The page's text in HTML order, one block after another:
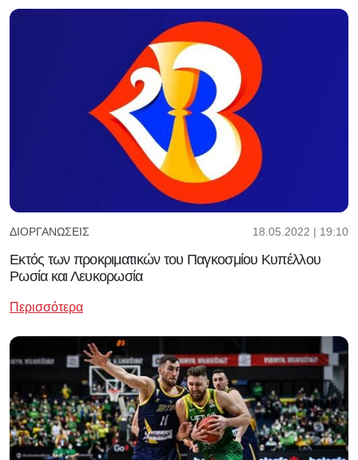
ΔΙΟΡΓΑΝΏΣΕΙΣ 18.05.2022 | 19:10
Εκτός των προκριματικών του Παγκοσμίου Κυπέλλου
Ρωσία και Λευκορωσία
Περισσότερα